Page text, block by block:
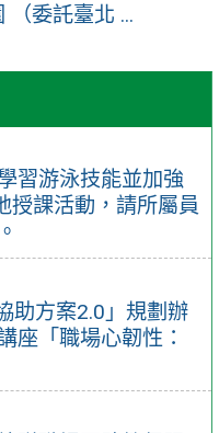
習游泳技能並加強
授課活動，請所屬員
助方案2.0」規劃辦
座「職場心韌性：
（委託臺北 ...